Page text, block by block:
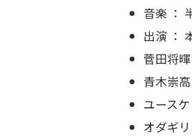
音楽 ：
出演 ：
菅田将
青木崇
ユース
オダギ